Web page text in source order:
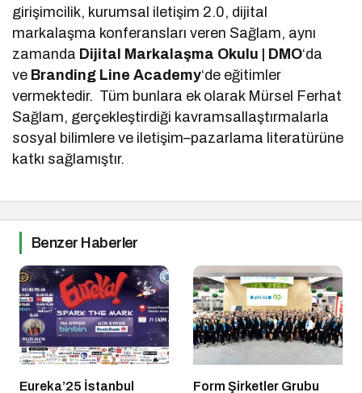
girişimcilik, kurumsal iletişim 2.0, dijital
markalaşma konferansları veren Sağlam, aynı
zamanda Dijital Markalaşma Okulu | DMO‘da
ve Branding Line Academy‘de eğitimler
vermektedir. Tüm bunlara ek olarak Mürsel Ferhat
Sağlam, gerçekleştirdiği kavramsallaştırmalarla
sosyal bilimlere ve iletişim–pazarlama literatürüne
katkı sağlamıştır.
Benzer Haberler
Eureka’25 İstanbul Form Şirketler Grubu